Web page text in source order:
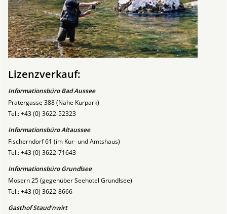
Lizenzverkauf:
Informationsbüro Bad Aussee
Pratergasse 388 (Nähe Kurpark)
Tel.: +43 (0) 3622-52323
Informationsbüro Altaussee
Fischerndorf 61 (im Kur- und Amtshaus)
Tel.: +43 (0) 3622-71643
Informationsbüro Grundlsee
Mosern 25 (gegenüber Seehotel Grundlsee)
Tel.: +43 (0) 3622-8666
Gasthof Staud'nwirt